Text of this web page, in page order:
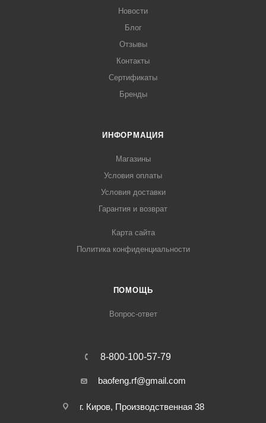
Новости
Блог
Отзывы
Контакты
Сертификаты
Бренды
ИНФОРМАЦИЯ
Магазины
Условия оплаты
Условия доставки
Гарантия и возврат
Карта сайта
Политика конфиденциальности
ПОМОЩЬ
Вопрос-ответ
8-800-100-57-79
baofeng.rf@gmail.com
г. Киров, Производственная 38